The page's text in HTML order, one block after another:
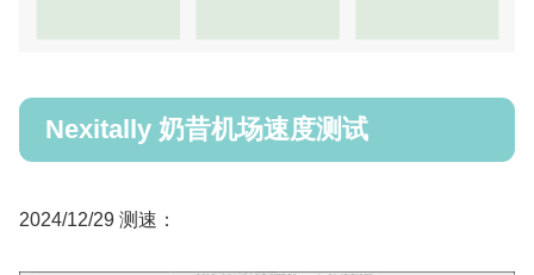
Nexitally 奶昔机场速度测试
2024/12/29 测速：